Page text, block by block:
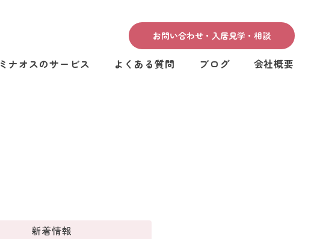
お問い合わせ・入居見学・相談
ミナオスのサービス よくある質問 ブログ 会社概要
新着情報